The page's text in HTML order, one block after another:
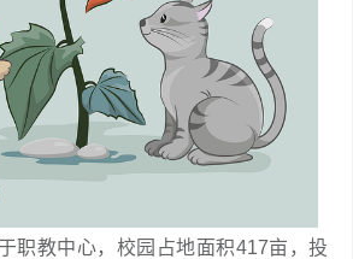
职教中心，校园占地面积417亩，投